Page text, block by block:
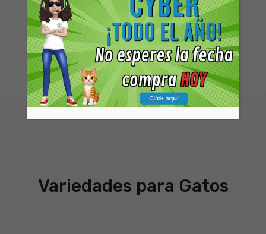
proteínas locales hidrolizadas que ofrece una
experiencia de sabor y nutrición inigualable,
celebrando nuestro origen.
Descubrir Sabor Patagónico
Variedades para Gatos